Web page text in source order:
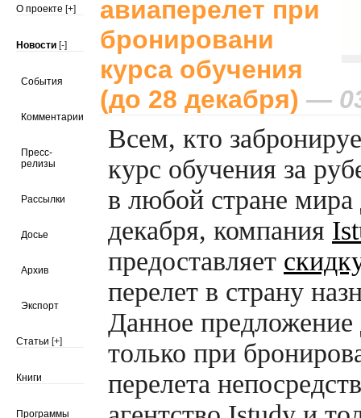
О проекте [+]
Новости [-]
События
Комментарии
Пресс-
релизы
Рассылки
Досье
Архив
Экспорт
Статьи [+]
Книги
Программы
авиаперелет при
бронировани
курса обучения
(до 28 декабря) —
Всем, кто
курс обучения за
в любой стране мира
декабря, компания
предоставляет
перелет в страну
Данное предложение
только при
перелета